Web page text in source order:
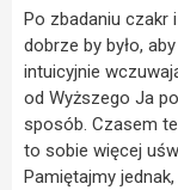
Po zbadaniu czakr
dobrze by było,
intuicyjnie
od Wyższego Ja
sposób. Czasem
to sobie więcej
Pamiętajmy